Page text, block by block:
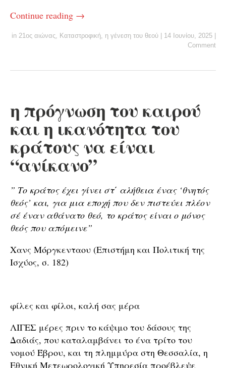
Continue reading →
in 21ος αιώνας, Καταστροφική, η γένεση του θεού 14 Ιουνίου, 2025
Comment
η πρόγνωση του καιρού
και η ικανότητα του
κράτους να είναι
“ανίκανο”
” Το κράτος έχει γίνει στ΄ αλήθεια ένας ‘θνητός
θεός’ και, για μια εποχή που δεν πιστεύει πλέον
σέ έναν αθάνατο θεό, το κράτος είναι ο μόνος
θεός που απόμεινε”
Χανς Μόργκενταου (Επιστήμη και Πολιτική της
Ισχύος, σ. 182)
φίλες και φίλοι, καλή σας μέρα
ΛΙΓΕΣ μέρες πριν το κάψιμο του δάσους της
Δαδιάς, που καταλαμβάνει το ένα τρίτο του
νομού Έβρου, και τη πλημμύρα στη Θεσσαλία, η
Εθνική Μετεωρολογική Υπηρεσία προέβλεψε